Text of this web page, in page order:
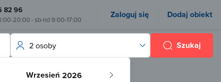
82 96
20:00 · sb-nd 9:00-17:00 Zaloguj się Dodaj obiekt
Wrzesień
2 osoby Szukaj